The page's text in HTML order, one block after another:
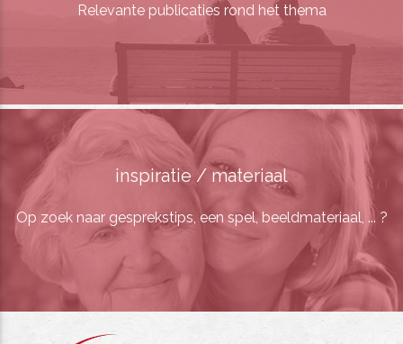
Relevante publicaties rond het thema
inspiratie / materiaal
Op zoek naar gesprekstips, een spel, beeldmateriaal, ... ?